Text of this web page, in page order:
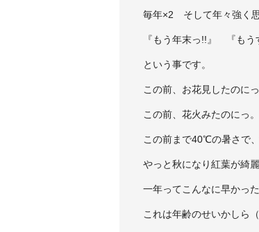
毎年×2 そして年々強く
『もう年末っ!!』 『もう
という事です。
この前、お花見 したのにっ
この前、花火みたのにっ。
この前まで40℃の暑さで、
やっと秋になり紅葉が綺
一年ってこんなに早かっ
これは年齢のせいかしら（